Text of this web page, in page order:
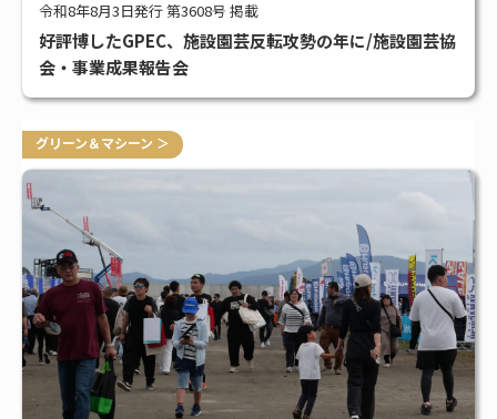
令和8年8月3日発行 第3608号 掲載
好評博したGPEC、施設園芸反転攻勢の年に/施設園芸協
会・事業成果報告会
グリーン＆マシーン ＞